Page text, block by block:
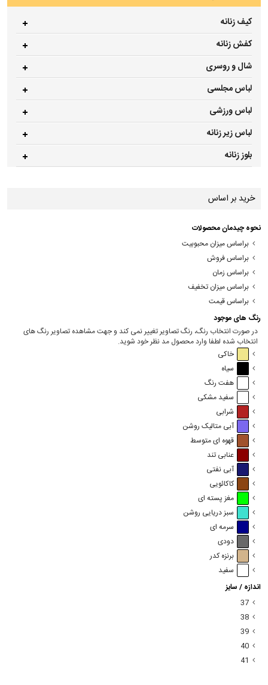
کیف زنانه
کفش زنانه
شال و روسری
لباس مجلسی
لباس ورزشی
لباس زیر زنانه
بلوز زنانه
خرید بر اساس
نحوه چیدمان محصولات
براساس میزان محبوبیت
براساس فروش
براساس زمان
براساس میزان تخفیف
براساس قیمت
رنگ های موجود
در صورت انتخاب رنگ، رنگ تصاویر تغییر نمی کند و جهت مشاهده تصاویر رنگ های
انتخاب شده لطفا وارد محصول مد نظر خود شوید.
خاکی
سیاه
هفت رنگ
سفید مشکی
شرابی
آبی متالیک روشن
قهوه ای متوسط
عنابی تند
آبی نفتی
کاکائویی
مغز پسته ای
سبز دریایی روشن
سرمه ای
دودی
برنزه کدر
سفید
اندازه / سایز
37
38
39
40
41